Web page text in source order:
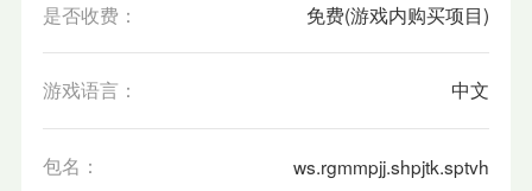
是否收费： 免费(游戏内购买项目)
游戏语言： 中文
包名： ws.rgmmpjj.shpjtk.sptvh